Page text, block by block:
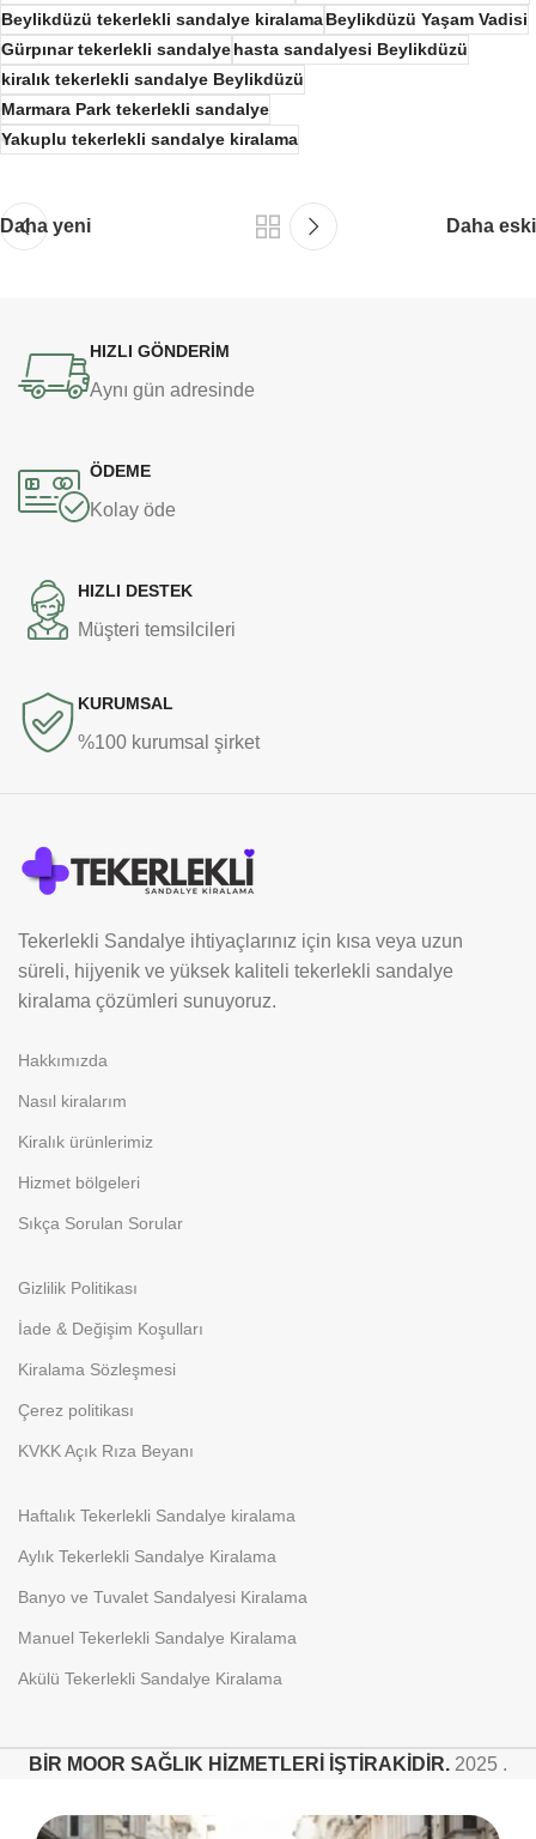
Beylikdüzü tekerlekli sandalye kiralamaBeylikdüzü Yaşam Vadisi
Gürpınar tekerlekli sandalyehasta sandalyesi Beylikdüzü
kiralık tekerlekli sandalye Beylikdüzü
Marmara Park tekerlekli sandalye
Yakuplu tekerlekli sandalye kiralama
Daha yeni Daha eski
HIZLI GÖNDERİM
Aynı gün adresinde
ÖDEME
Kolay öde
HIZLI DESTEK
Müşteri temsilcileri
KURUMSAL
%100 kurumsal şirket
Tekerlekli Sandalye ihtiyaçlarınız için kısa veya uzun
süreli, hijyenik ve yüksek kaliteli tekerlekli sandalye
kiralama çözümleri sunuyoruz.
Hakkımızda
Nasıl kiralarım
Kiralık ürünlerimiz
Hizmet bölgeleri
Sıkça Sorulan Sorular
Gizlilik Politikası
İade & Değişim Koşulları
Kiralama Sözleşmesi
Çerez politikası
KVKK Açık Rıza Beyanı
Haftalık Tekerlekli Sandalye kiralama
Aylık Tekerlekli Sandalye Kiralama
Banyo ve Tuvalet Sandalyesi Kiralama
Manuel Tekerlekli Sandalye Kiralama
Akülü Tekerlekli Sandalye Kiralama
BİR MOOR SAĞLIK HİZMETLERİ İŞTİRAKİDİR. 2025 .